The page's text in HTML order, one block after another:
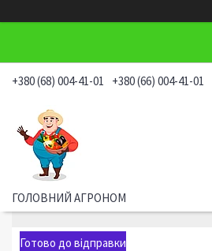
+380 (68) 004-41-01 +380 (66) 004-41-01
ГОЛОВНИЙ АГРОНОМ
Готово до відправки